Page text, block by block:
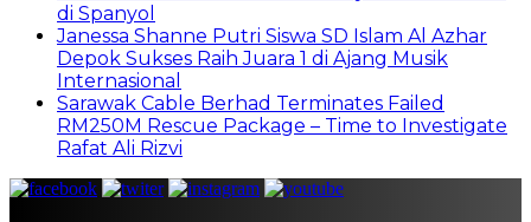
di Spanyol
Janessa Shanne Putri Siswa SD Islam Al Azhar
Depok Sukses Raih Juara 1 di Ajang Musik
Internasional
Sarawak Cable Berhad Terminates Failed
RM250M Rescue Package – Time to Investigate
Rafat Ali Rizvi